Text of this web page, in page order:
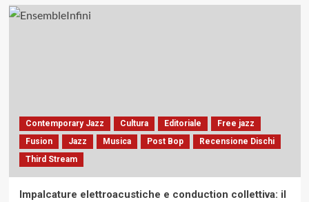
Contemporary Jazz Cultura Editoriale
Free jazz
Fusion
Jazz Musica Post Bop
Recensione Dischi
Third Stream
Impalcature elettroacustiche e conduction collettiva: il